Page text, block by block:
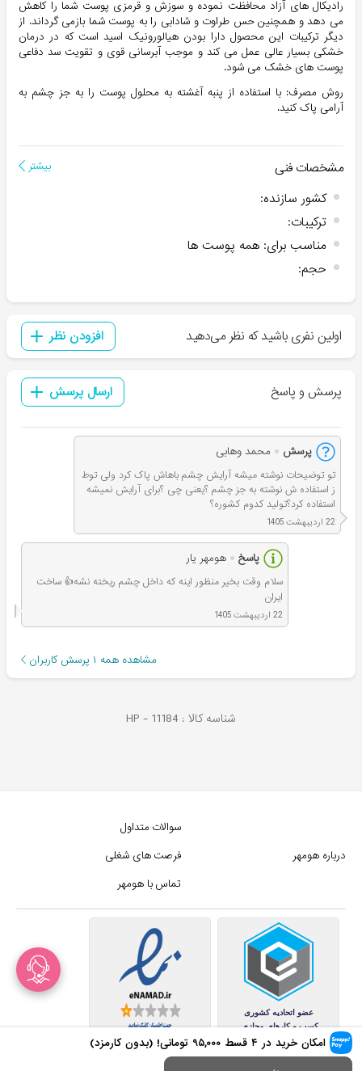
امکان خرید در ۴ قسط ۹۵,۰۰۰ تومانی! (بدون کارمزد)
رادیکال های آزاد محافظت نموده و سوزش و قرمزی پوست شما را کاهش
می دهد و همچنین حس طراوت و شادابی را به پوست شما بازمی گرداند. از
دیگر ترکیبات این محصول دارا بودن هیالورونیک اسید است که در درمان
خشکی بسیار عالی عمل می کند و موجب آبرسانی قوی و تقویت سد دفاعی
پوست های خشک می شود.
روش مصرف: با استفاده از پنبه آغشته به محلول پوست را به جز چشم به
آرامی پاک کنید.
مشخصات فنی بیشتر
کشور سازنده:
ترکیبات:
مناسب برای: همه پوست ها
حجم:
اولین نفری باشید که نظر می‌دهید افزودن نظر
پرسش و پاسخ ارسال پرسش
پرسش محمد وهابی
تو توضیحات نوشته میشه آرایش چشم باهاش پاک کرد ولی توط
ز استفاده ش نوشته به جز چشم ؟یعنی چی ؟برای آرایش نمیشه
استفاده کرد؟تولید کدوم کشوره؟
22 اردیبهشت 1405
پاسخ هومهر یار
سلام وقت بخیر منظور اینه که داخل چشم ریخته نشه👍 ساخت
ایران
22 اردیبهشت 1405
مشاهده همه ۱ پرسش کاربران
شناسه کالا : HP - 11184
درباره هومهر
سوالات متداول
فرصت های شغلی
تماس با هومهر
کلیه حقوق این سایت متعلق به